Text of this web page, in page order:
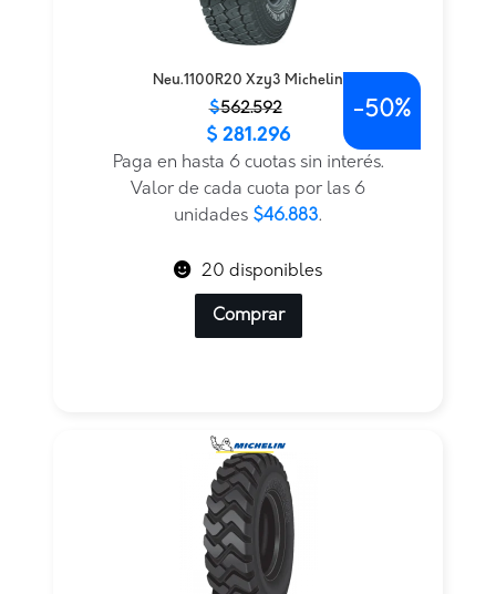
Neu.1100R20 Xzy3 Michelin
$562.592
original
$562.592.
actual
$ 281.296
Paga en hasta 6 cuotas sin interés.
Valor de cada cuota por las 6
unidades $46.883.
-50%
20 disponibles
Comprar